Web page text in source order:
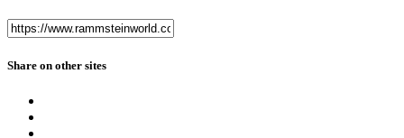
Share on other sites